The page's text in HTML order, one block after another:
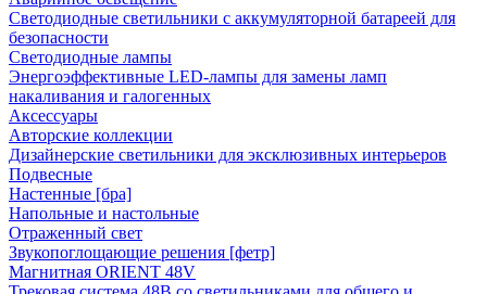
Светодиодные светильники с аккумуляторной батареей для
безопасности
Светодиодные лампы
Энергоэффективные LED-лампы для замены ламп
накаливания и галогенных
Аксессуары
Авторские коллекции
Дизайнерские светильники для эксклюзивных интерьеров
Подвесные
Настенные [бра]
Напольные и настольные
Отраженный свет
Звукопоглощающие решения [фетр]
Магнитная ORIENT 48V